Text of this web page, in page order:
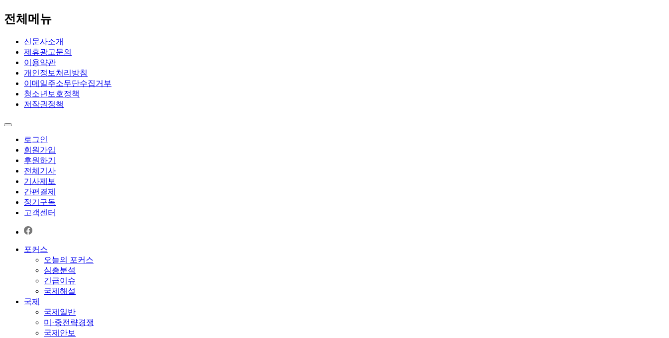
전체메뉴
신문사소개
제휴광고문의
이용약관
개인정보처리방침
이메일주소무단수집거부
청소년보호정책
저작권정책
로그인
회원가입
후원하기
전체기사
기사제보
간편결제
정기구독
고객센터
포커스
오늘의 포커스
심층분석
긴급이슈
국제해설
국제
국제일반
미·중전략경쟁
국제안보